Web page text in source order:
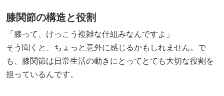
膝関節の構造と役割
「膝って、けっこう複雑な仕組みなんですよ」
そう聞くと、ちょっと意外に感じるかもしれません。で
も、膝関節は日常生活の動きにとってとても大切な役割を
担っているんです。